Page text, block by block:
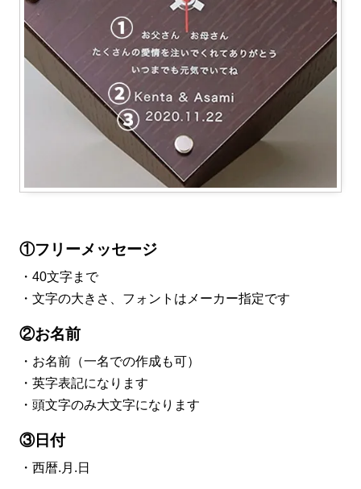
①フリーメッセージ
・40文字まで
・文字の大きさ、フォントはメーカー指定です
②お名前
・お名前（一名での作成も可）
・英字表記になります
・頭文字のみ大文字になります
③日付
・西暦.月.日